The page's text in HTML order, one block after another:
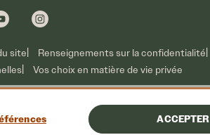
site
Renseignements sur la confidentialité
Vos choix en matière de vie privée
ACCEPTER